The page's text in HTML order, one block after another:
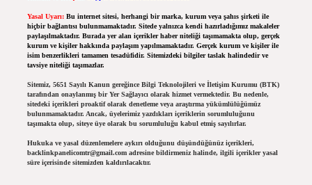
Yasal Uyarı: Bu internet sitesi, herhangi bir marka, kurum veya şahıs şirketi ile
hiçbir bağlantısı bulunmamaktadır. Sitede yalnızca kendi hazırladığımız makaleler
paylaşılmaktadır. Burada yer alan içerikler haber niteliği taşımamakta olup, gerçek
kurum ve kişiler hakkında paylaşım yapılmamaktadır. Gerçek kurum ve kişiler ile
isim benzerlikleri tamamen tesadüfidir. Sitemizdeki bilgiler taslak halindedir ve
tavsiye niteliği taşımazlar.
Sitemiz, 5651 Sayılı Kanun gereğince Bilgi Teknolojileri ve İletişim Kurumu (BTK)
tarafından onaylanmış bir Yer Sağlayıcı olarak hizmet vermektedir. Bu nedenle,
sitedeki içerikleri proaktif olarak denetleme veya araştırma yükümlülüğümüz
bulunmamaktadır. Ancak, üyelerimiz yazdıkları içeriklerin sorumluluğunu
taşımakta olup, siteye üye olarak bu sorumluluğu kabul etmiş sayılırlar.
Hukuka ve yasal düzenlemelere aykırı olduğunu düşündüğünüz içerikleri,
backlinkpanelicomtr@gmail.comadresine bildirmeniz halinde, ilgili içerikler yasal
süre içerisinde sitemizden kaldırılacaktır.